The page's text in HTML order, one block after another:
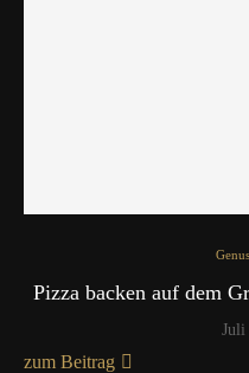
Pizza backen auf dem
Juli
zum Beitrag